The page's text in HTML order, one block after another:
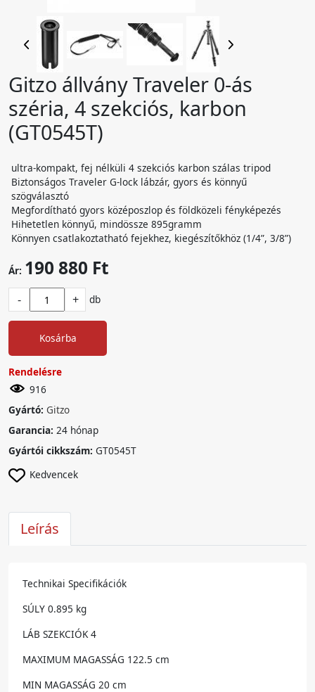
Gitzo állvány Traveler 0-ás
széria, 4 szekciós, karbon
(GT0545T)
ultra-kompakt, fej nélküli 4 szekciós karbon szálas tripod
Biztonságos Traveler G-lock lábzár, gyors és könnyű
szögválasztó
Megfordítható gyors középoszlop és földközeli fényképezés
Hihetetlen könnyű, mindössze 895gramm
Könnyen csatlakoztatható fejekhez, kiegészítőkhöz (1/4”, 3/8”)
Ár: 190 880 Ft
- + db
Kosárba
Rendelésre
916
Gyártó: Gitzo
Garancia: 24 hónap
Gyártói cikkszám: GT0545T
Kedvencek
Leírás
Technikai Specifikációk
SÚLY 0.895 kg
LÁB SZEKCIÓK 4
MAXIMUM MAGASSÁG 122.5 cm
MIN MAGASSÁG 20 cm